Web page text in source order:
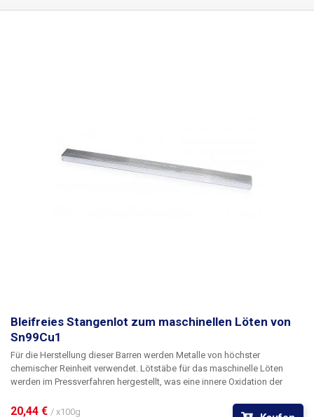
Bleifreies Stangenlot zum maschinellen Löten von
Sn99Cu1
Für die Herstellung dieser Barren werden Metalle von höchster
chemischer Reinheit verwendet. Lötstäbe für das maschinelle Löten
werden im Pressverfahren hergestellt, was eine innere Oxidation der
die hergestellten Stangen sehr gute Benetzungseigenschaften
20,44 € / x100g